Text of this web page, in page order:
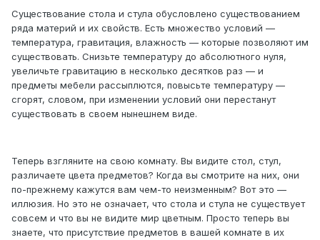
Существование стола и стула обусловлено существованием
ряда материй и их свойств. Есть множество условий —
температура, гравитация, влажность — которые позволяют им
существовать. Снизьте температуру до абсолютного нуля,
увеличьте гравитацию в несколько десятков раз — и
предметы мебели рассыплются, повысьте температуру —
сгорят, словом, при изменении условий они перестанут
существовать в своем нынешнем виде.
Теперь взгляните на свою комнату. Вы видите стол, стул,
различаете цвета предметов? Когда вы смотрите на них, они
по-прежнему кажутся вам чем-то неизменным? Вот это —
иллюзия. Но это не означает, что стола и стула не существует
совсем и что вы не видите мир цветным. Просто теперь вы
знаете, что присутствие предметов в вашей комнате в их